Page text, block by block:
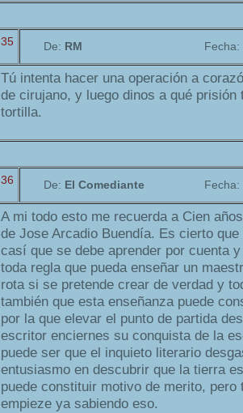
35 De: RM Fecha:
Tú intenta hacer una operación a
de cirujano, y luego dinos a qué prisión
tortilla.
36 De: El Comediante Fecha:
A mi todo esto me recuerda a Cien
de Jose Arcadio Buendía. Es cierto
casí que se debe aprender por cuenta
toda regla que pueda enseñar un
rota si se pretende crear de verdad y
también que esta enseñanza puede
por la que elevar el punto de partida
escritor enciernes su conquista de la
puede ser que el inquieto literario
entusiasmo en descubrir que la tierra
puede constituir motivo de merito, pero
empieze ya sabiendo eso.